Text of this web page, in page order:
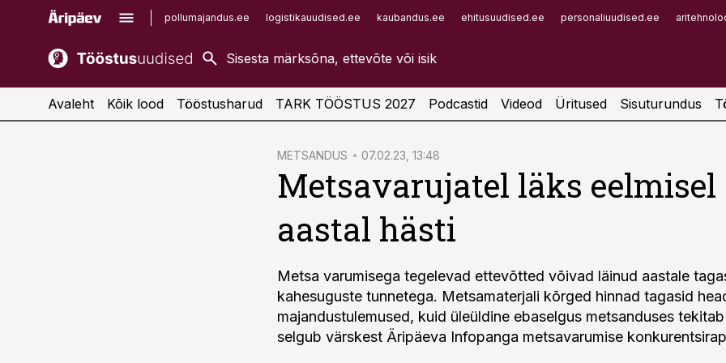
pollumajandus.ee logistikauudised.ee kaubandus.ee ehitusuudised.ee personaliuudised.ee
kaubandus.ee
kinnisvarauudised.ee
imelineajalugu.ee
Infopank
Avaleht Kõik lood Tööstusharud TARK TÖÖSTUS 2027 Podcastid Videod Üritused Sisuturundus
METSANDUS 07.02.23, 13:48
Metsavarujatel läks eelmisel
aastal hästi
Metsa varumisega tegelevad ettevõtted võivad läinud aastale
kahesuguste tunnetega. Metsamaterjali kõrged hinnad tagasid
majandustulemused, kuid üleüldine ebaselgus metsanduses
selgub värskest Äripäeva Infopanga metsavarumise